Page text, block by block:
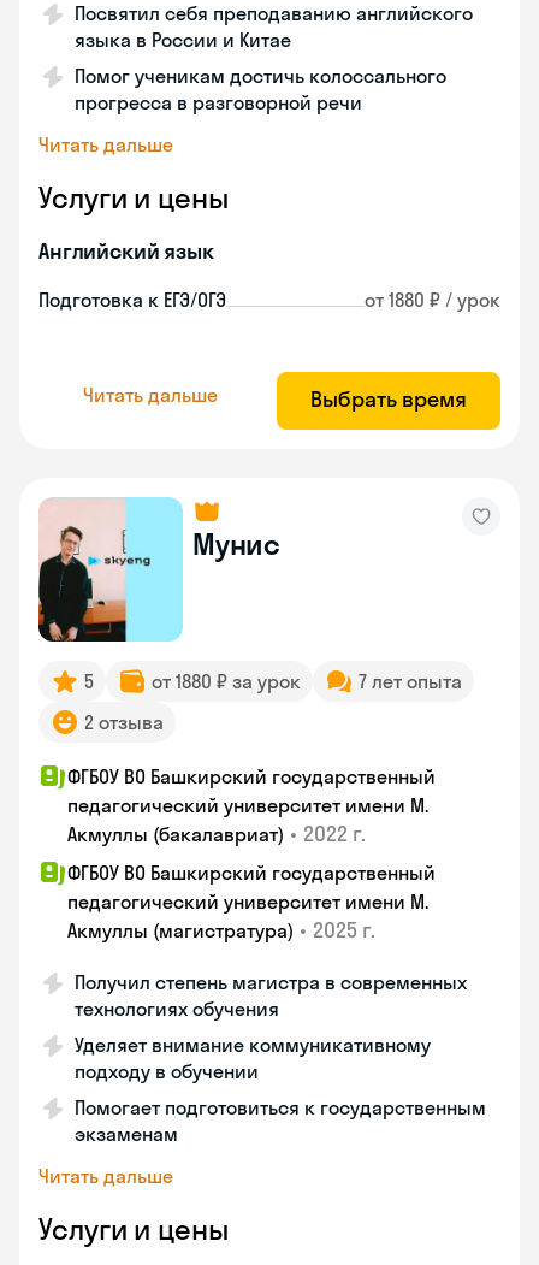
Посвятил себя преподаванию английского
языка в России и Китае
Помог ученикам достичь колоссального
прогресса в разговорной речи
Читать дальше
Услуги и цены
Английский язык
Подготовка к ЕГЭ/ОГЭ от 1880 ₽ / урок
Читать дальше Выбрать время
Мунис
5 от 1880 ₽ за урок
7 лет опыта
2 отзыва
ФГБОУ ВО Башкирский государственный
педагогический университет имени М.
Акмуллы (бакалавриат) • 2022 г.
ФГБОУ ВО Башкирский государственный
педагогический университет имени М.
Акмуллы (магистратура) • 2025 г.
Получил степень магистра в современных
технологиях обучения
Уделяет внимание коммуникативному
подходу в обучении
Помогает подготовиться к государственным
экзаменам
Читать дальше
Услуги и цены